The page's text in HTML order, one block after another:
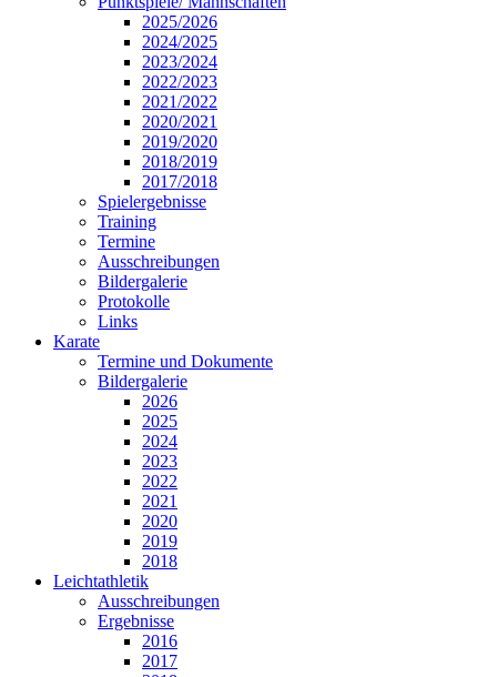
2025/2026
2024/2025
2023/2024
2022/2023
2021/2022
2020/2021
2019/2020
2018/2019
2017/2018
Spielergebnisse
Training
Termine
Ausschreibungen
Bildergalerie
Protokolle
Links
Karate
Termine und Dokumente
Bildergalerie
2026
2025
2024
2023
2022
2021
2020
2019
2018
Leichtathletik
Ausschreibungen
Ergebnisse
2016
2017